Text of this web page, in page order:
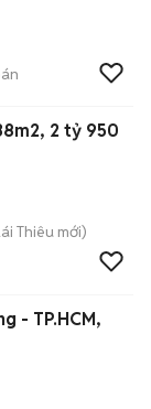
2 tỷ 950
Thiêu mới)
- TP.HCM,